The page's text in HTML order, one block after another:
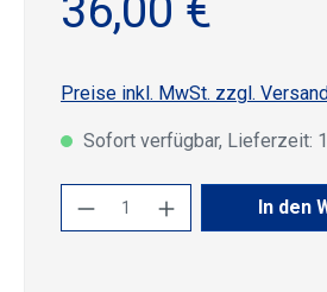
36,00 €
Preise inkl. MwSt. zzgl.
Sofort verfügbar, Lieferzeit:
Produkt Anzahl: Gib
In den